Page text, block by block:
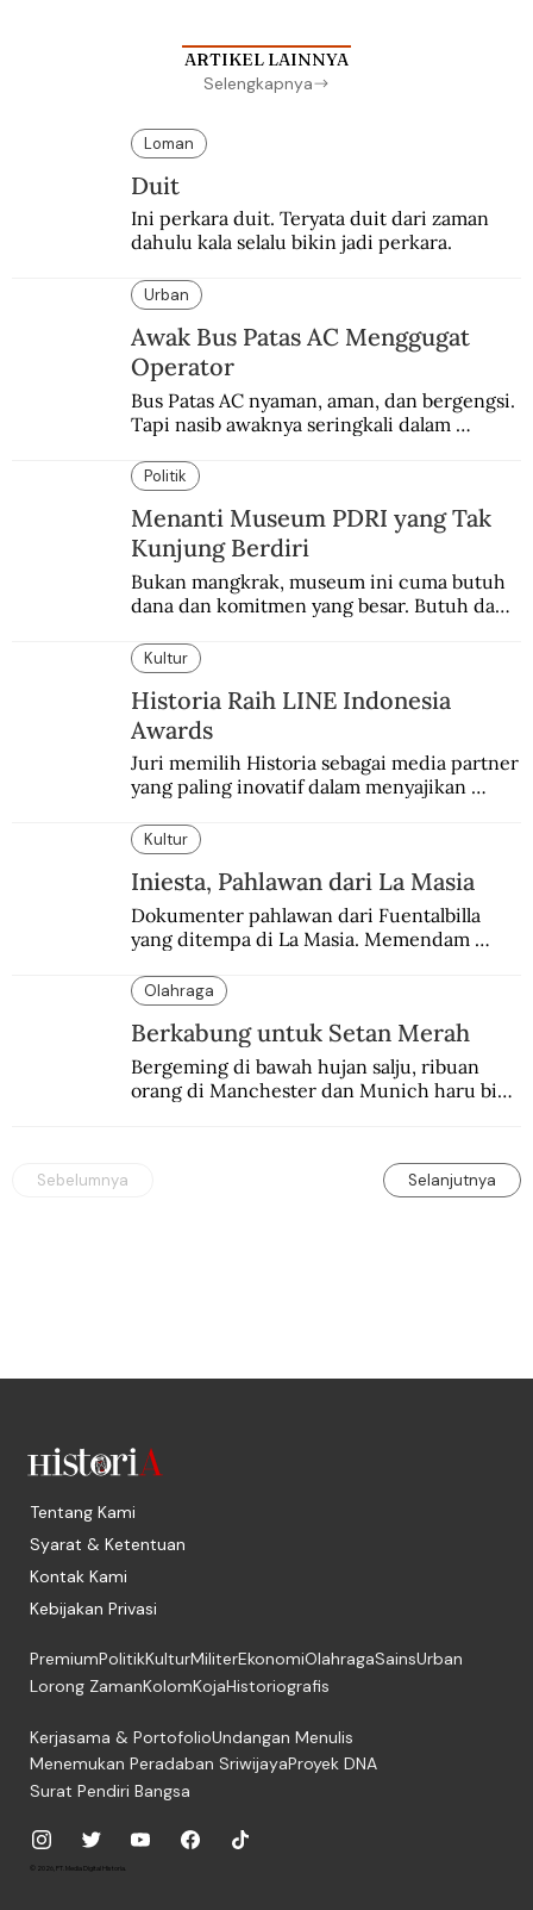
ARTIKEL LAINNYA
Selengkapnya
Loman
Duit
Ini perkara duit. Teryata duit dari zaman
dahulu kala selalu bikin jadi perkara.
Urban
Awak Bus Patas AC Menggugat
Operator
Bus Patas AC nyaman, aman, dan bergengsi.
Tapi nasib awaknya seringkali dalam
Politik
Menanti Museum PDRI yang Tak
Kunjung Berdiri
Bukan mangkrak, museum ini cuma butuh
dana dan komitmen yang besar. Butuh dana
Kultur
Historia Raih LINE Indonesia
Awards
Juri memilih Historia sebagai media partner
yang paling inovatif dalam menyajikan
Kultur
Iniesta, Pahlawan dari La Masia
Dokumenter pahlawan dari Fuentalbilla
yang ditempa di La Masia. Memendam
dan dingin.
Olahraga
Berkabung untuk Setan Merah
Bergeming di bawah hujan salju, ribuan
orang di Manchester dan Munich haru biru
Sebelumnya Selanjutnya
Tentang Kami
Syarat & Ketentuan
Kontak Kami
Kebijakan Privasi
PremiumPolitikKulturMiliterEkonomiOlahragaSainsUrban
Lorong ZamanKolomKojaHistoriografis
Kerjasama & PortofolioUndangan Menulis
Menemukan Peradaban SriwijayaProyek DNA
Surat Pendiri Bangsa
© 2026, PT. Media Digital Historia.